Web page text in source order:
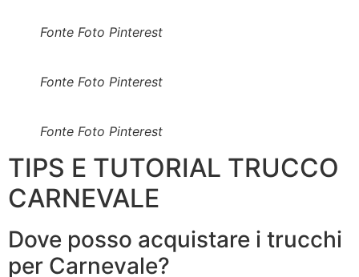
Fonte Foto Pinterest
Fonte Foto Pinterest
Fonte Foto Pinterest
TIPS E TUTORIAL TRUCCO
CARNEVALE
Dove posso acquistare i trucchi
per Carnevale?